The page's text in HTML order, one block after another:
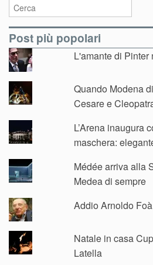
Post più popolari
L'amante di
Quando Modena
Cesare e
L’Arena inaugura
maschera:
Médée arriva alla
Medea di sempre
Addio Arnoldo Foà
Natale in casa
Latella